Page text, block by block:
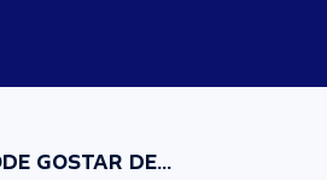
GOSTAR DE...